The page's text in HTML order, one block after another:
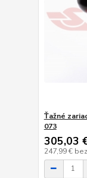
Ťažné
073
305,03
247,99 €